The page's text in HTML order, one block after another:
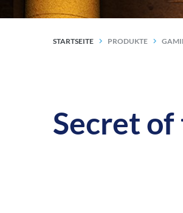
STARTSEITE PRODUKTE
Secret